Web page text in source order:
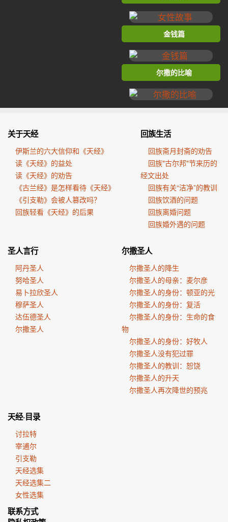
金钱篇
尔撒的比喻
关于天经
伊斯兰的六大信仰和《天经》
读《天经》的益处
读《天经》的劝告
《古兰经》是怎样看待《天经》
《引支勒》会被人篡改吗？
回族轻看《天经》的后果
回族生活
回族斋月封斋的劝告
回族"古尔邦"节来历的
经文出处
回族有关“洁净”的教训
回族饮酒的问题
回族离婚问题
回族婚外遇的问题
圣人言行
阿丹圣人
努哈圣人
易卜拉欣圣人
穆萨圣人
达伍德圣人
尔撒圣人
尔撒圣人
尔撒圣人的降生
尔撒圣人的母亲：麦尔彦
尔撒圣人的身份：顿亚的光
尔撒圣人的身份：复活
尔撒圣人的身份：生命的食
物
尔撒圣人的身份：好牧人
尔撒圣人没有犯过罪
尔撒圣人的教训：恕饶
尔撒圣人的升天
尔撒圣人再次降世的预兆
天经·目录
讨拉特
宰逋尔
引支勒
天经选集
天经选集二
女性选集
联系方式